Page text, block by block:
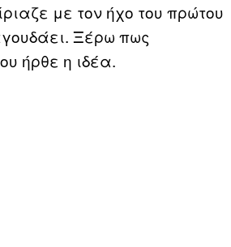
με τον ήχο του πρώτου
Ξέρω πως
ήρθε η ιδέα.